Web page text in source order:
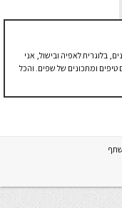
לולו"- שפית קונדיטורית כ-27 שנים, בלוגרית לאפיה ובישול, אני
ומתכונים של שפים. והכל
שתף